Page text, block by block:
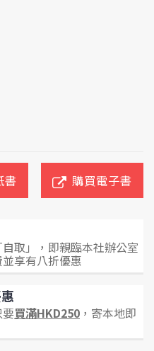
書 購買電子書
取」，即親臨本社辦公室
享有八折優惠
買滿HKD250 ，寄本地即